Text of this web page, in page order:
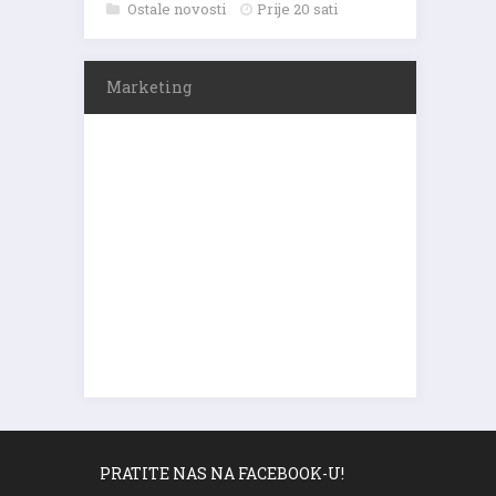
Ostale novosti Prije 20 sati
Marketing
PRATITE NAS NA FACEBOOK-U!